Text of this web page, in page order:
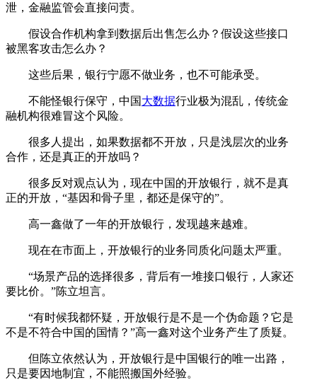
泄，金融监管会直接问责。
假设合作机构拿到数据后出售怎么办？假设这些接口
被黑客攻击怎么办？
这些后果，银行宁愿不做业务，也不可能承受。
不能怪银行保守，中国大数据行业极为混乱，传统金
融机构很难冒这个风险。
很多人提出，如果数据都不开放，只是浅层次的业务
合作，还是真正的开放吗？
很多反对观点认为，现在中国的开放银行，就不是真
正的开放，“基因和骨子里，都还是保守的”。
高一鑫做了一年的开放银行，发现越来越难。
现在在市面上，开放银行的业务同质化问题太严重。
“场景产品的选择很多，背后有一堆接口银行，人家还
要比价。”陈立坦言。
“有时候我都怀疑，开放银行是不是一个伪命题？它是
不是不符合中国的国情？”高一鑫对这个业务产生了质疑。
但陈立依然认为，开放银行是中国银行的唯一出路，
只是要因地制宜，不能照搬国外经验。